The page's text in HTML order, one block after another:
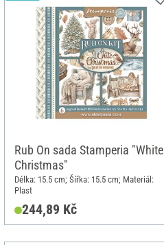
Rub On sada Stamperia "White
Christmas"
Délka: 15.5 cm; Šířka: 15.5 cm; Materiál:
Plast
244,89 Kč